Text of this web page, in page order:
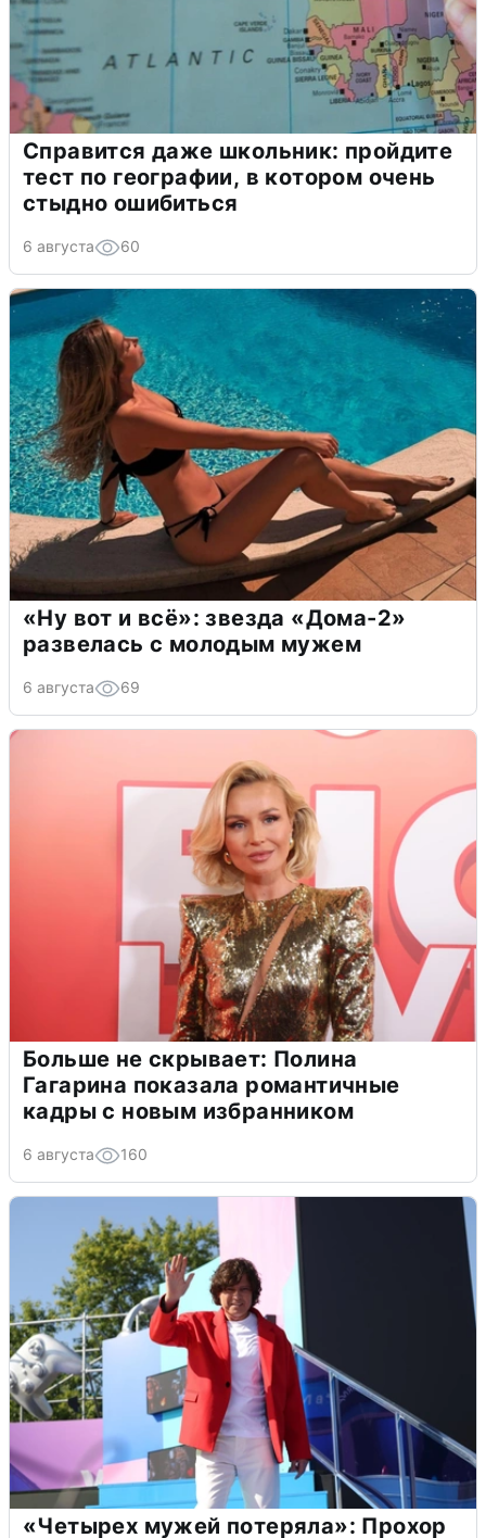
Справится даже школьник: пройдите
тест по географии, в котором очень
стыдно ошибиться
6 августа 60
«Ну вот и всё»: звезда «Дома-2»
развелась с молодым мужем
6 августа 69
Больше не скрывает: Полина
Гагарина показала романтичные
кадры с новым избранником
6 августа 160
«Четырех мужей потеряла»: Прохор